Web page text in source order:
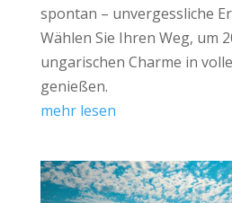
spontan – unvergessliche
Wählen Sie Ihren Weg, um
ungarischen Charme in
genießen.
mehr lesen